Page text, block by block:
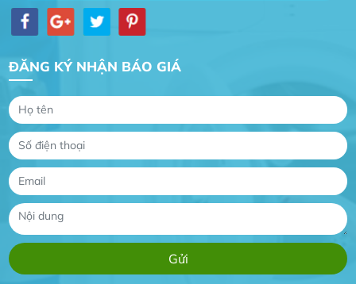
ĐĂNG KÝ NHẬN BÁO GIÁ
Gia Đình chúng tôi rất hài lòng dịch vụ tại
Dự án nhà phố đẹp lên nhờ đội thợ điện từ dịch
Dịch vụ MoTor